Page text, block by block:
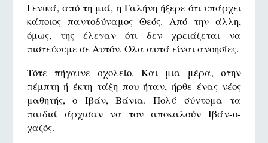
Γενικά, από τη μιά, η Γαλήνη ήξερε ότι υπάρχει
κάποιος παντοδύναμος Θεός. Από την άλλη,
όμως, της έλεγαν ότι δεν χρειάζεται να
πιστεύουμε σε Αυτόν. Όλα αυτά είναι ανοησίες.
Τότε πήγαινε σχολείο. Και μια μέρα, στην
πέμπτη ή έκτη τάξη που ήταν, ήρθε ένας νέος
μαθητής, ο Ιβάν, Βάνια. Πολύ σύντομα τα
παιδιά άρχισαν να τον αποκαλούν Ιβάν-ο-
χαζός.